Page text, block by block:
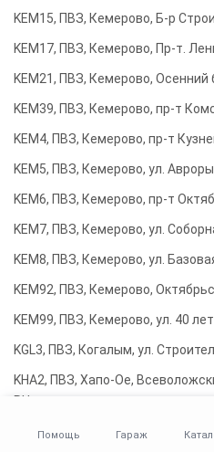
KEM15, ПВЗ, Кемерово, Б-р
KEM17, ПВЗ, Кемерово, Пр-т.
KEM21, ПВЗ, Кемерово, Осенний
KEM39, ПВЗ, Кемерово, пр-т
KEM4, ПВЗ, Кемерово, пр-т
KEM5, ПВЗ, Кемерово, ул.
KEM6, ПВЗ, Кемерово, пр-т
KEM7, ПВЗ, Кемерово, ул.
KEM8, ПВЗ, Кемерово, ул.
KEM92, ПВЗ, Кемерово,
KEM99, ПВЗ, Кемерово, ул. 40
KGL3, ПВЗ, Когалым, ул.
KHA2, ПВЗ, Хапо-Ое,
RU
KHA6, ПВЗ, Ханская, ул.
Помощь Гараж